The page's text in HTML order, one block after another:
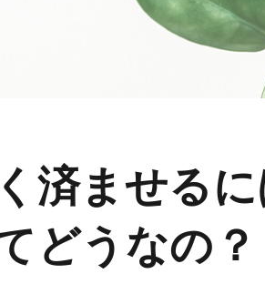
済ませる
どうなの？